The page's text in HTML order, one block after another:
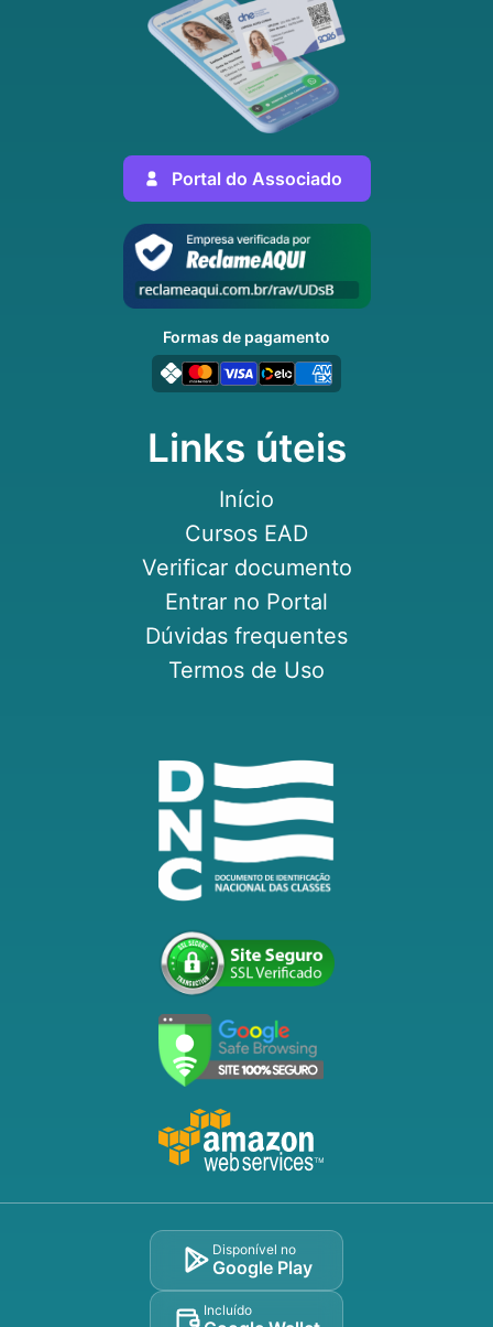
Links úteis
Início
Cursos EAD
Verificar documento
Entrar no Portal
Dúvidas frequentes
Termos de Uso
Portal do Associado
Formas de pagamento
Disponível no
Google Play
Incluído